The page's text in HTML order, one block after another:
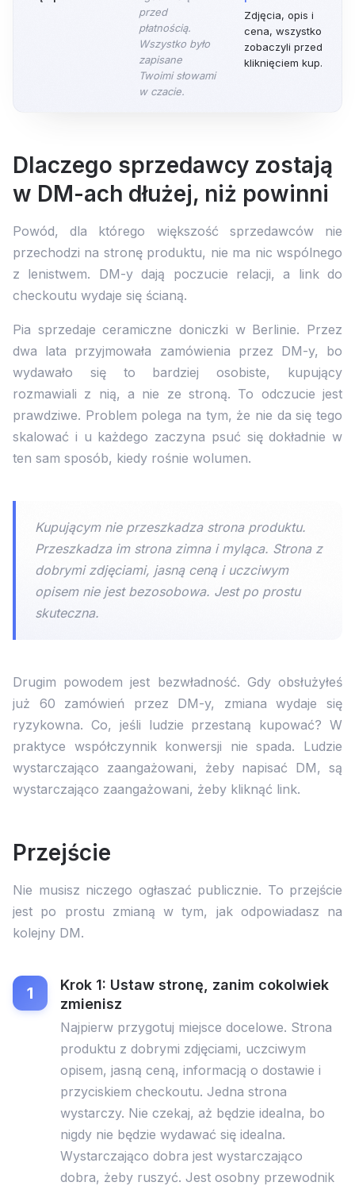
przed
płatnością.
Wszystko było
zapisane
Twoimi słowami
w czacie.
Zdjęcia, opis i
cena, wszystko
zobaczyli przed
kliknięciem kup.
Dlaczego sprzedawcy zostają
w DM-ach dłużej, niż powinni
Powód, dla którego większość sprzedawców nie
przechodzi na stronę produktu, nie ma nic wspólnego
z lenistwem. DM-y dają poczucie relacji, a link do
checkoutu wydaje się ścianą.
Pia sprzedaje ceramiczne doniczki w Berlinie. Przez
dwa lata przyjmowała zamówienia przez DM-y, bo
wydawało się to bardziej osobiste, kupujący
rozmawiali z nią, a nie ze stroną. To odczucie jest
prawdziwe. Problem polega na tym, że nie da się tego
skalować i u każdego zaczyna psuć się dokładnie w
ten sam sposób, kiedy rośnie wolumen.
Kupującym nie przeszkadza strona produktu.
Przeszkadza im strona zimna i myląca. Strona z
dobrymi zdjęciami, jasną ceną i uczciwym
opisem nie jest bezosobowa. Jest po prostu
skuteczna.
Drugim powodem jest bezwładność. Gdy obsłużyłeś
już 60 zamówień przez DM-y, zmiana wydaje się
ryzykowna. Co, jeśli ludzie przestaną kupować? W
praktyce współczynnik konwersji nie spada. Ludzie
wystarczająco zaangażowani, żeby napisać DM, są
wystarczająco zaangażowani, żeby kliknąć link.
Przejście
Nie musisz niczego ogłaszać publicznie. To przejście
jest po prostu zmianą w tym, jak odpowiadasz na
kolejny DM.
Krok 1: Ustaw stronę, zanim cokolwiek
zmienisz
Najpierw przygotuj miejsce docelowe. Strona
produktu z dobrymi zdjęciami, uczciwym
opisem, jasną ceną, informacją o dostawie i
przyciskiem checkoutu. Jedna strona
wystarczy. Nie czekaj, aż będzie idealna, bo
nigdy nie będzie wydawać się idealna.
Wystarczająco dobra jest wystarczająco
dobra, żeby ruszyć. Jest osobny przewodnik